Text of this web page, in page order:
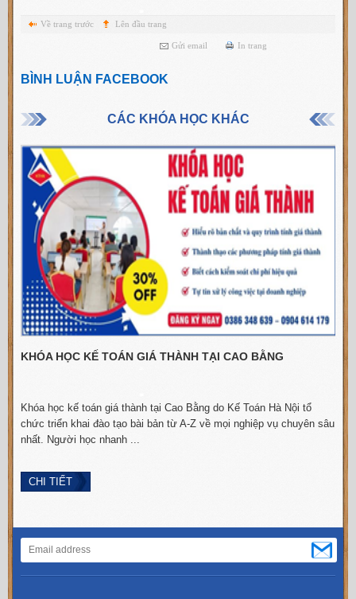
Về trang trước Lên đầu trang
Gửi email In trang
BÌNH LUẬN FACEBOOK
CÁC KHÓA HỌC KHÁC
KHÓA HỌC KẾ TOÁN GIÁ THÀNH TẠI CAO BẰNG
Khóa học kế toán giá thành tại Cao Bằng do Kế Toán Hà Nội tổ
chức triển khai đào tạo bài bản từ A-Z về mọi nghiệp vụ chuyên sâu
nhất. Người học nhanh ...
CHI TIẾT